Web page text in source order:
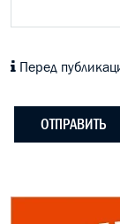
Перед
ОТПРАВИТЬ